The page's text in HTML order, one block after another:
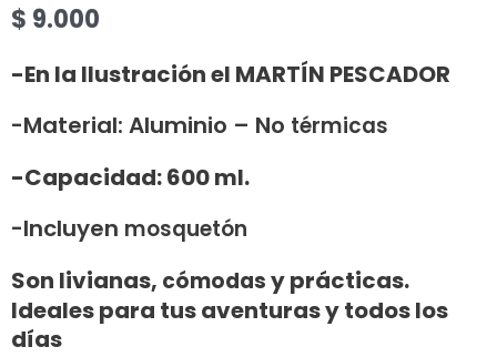
$ 9.000
-En la Ilustración el MARTÍN PESCADOR
-Material: Aluminio – No térmicas
-Capacidad: 600 ml.
-Incluyen mosquetón
Son livianas, cómodasy prácticas.
Ideales para tus aventuras y todos los
días